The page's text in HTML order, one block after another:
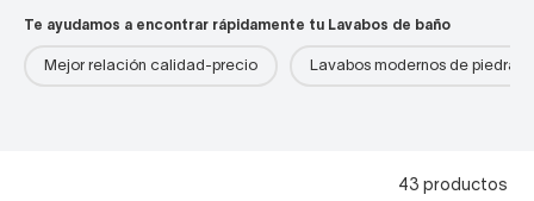
Te ayudamos a encontrar rápidamente tu Lavabos de baño
Mejor relación calidad-precio Lavabos modernos de piedra
43 productos